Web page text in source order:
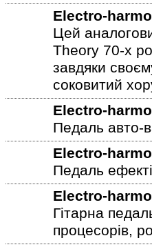
Electro-
Цей
Theory 70-х
завдяки
соковитий
Electro-
Педаль авто-
Electro-
Педаль
Electro-
Гітарна
процесорів,